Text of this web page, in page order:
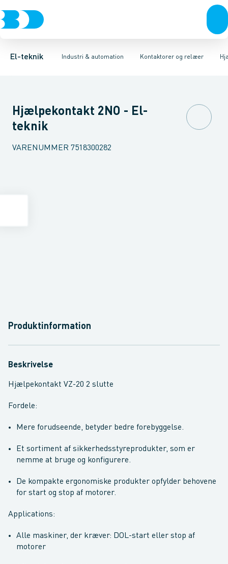
El-teknik Industri & automation
Afbrydere, stikkontakter & lampeudtagForgreningsmateriel
Kontaktorer og relæer
Industristiksystemer Frekvensomformere og softstartere
Elektronisk overstrømsrelæMotorstart kombination
Hjælpekontakt 2NO - El-
teknik
VARENUMMER 7518300282
Produktinformation
Beskrivelse
Hjælpekontakt VZ-20 2 slutte
Fordele:
Mere forudseende, betyder bedre forebyggelse.
Et sortiment af sikkerhedsstyreprodukter, som er
nemme at bruge og konfigurere.
De kompakte ergonomiske produkter opfylder behovene
for start og stop af motorer.
Applications:
Alle maskiner, der kræver: DOL-start eller stop af
motorer